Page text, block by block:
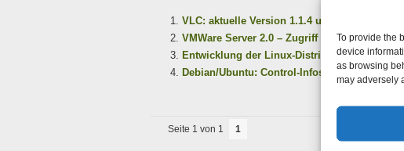
To provide the
device
as browsing
may adversely
VLC: aktuelle Version 1.1.4 unter Ubuntu
VMWare Server 2.0 – Zugriff auf Console
Entwicklung der Linux-Distributionen über
Debian/Ubuntu: Control-Infos von DEB-
Seite 1 von 1 1